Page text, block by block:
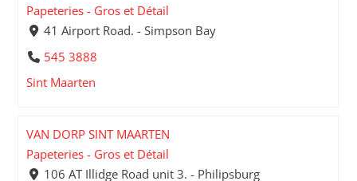
Papeteries - Gros et Détail
41 Airport Road. - Simpson Bay
545 3888
Sint Maarten
VAN DORP SINT MAARTEN
Papeteries - Gros et Détail
106 AT Illidge Road unit 3. - Philipsburg